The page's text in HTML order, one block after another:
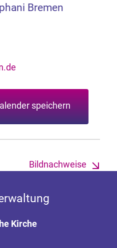
Bremen
speichern
Bildnachweise
Kirche